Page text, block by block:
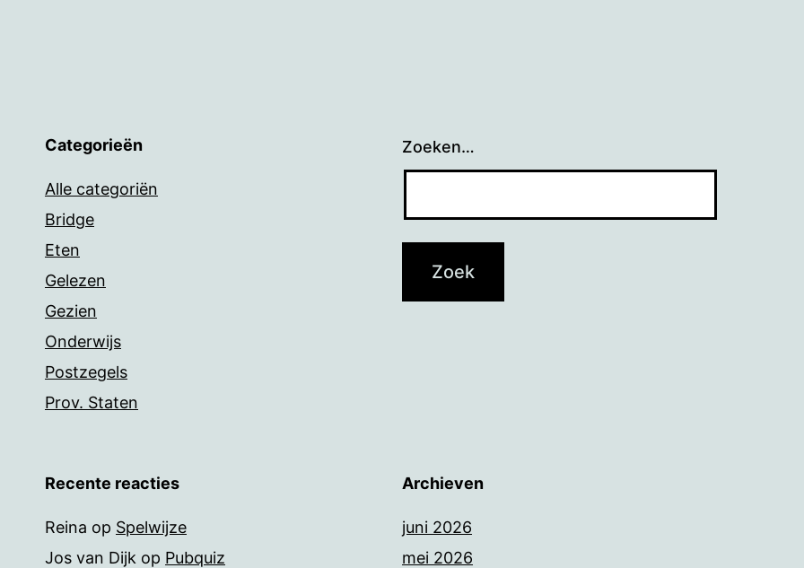
Categorieën
Alle categoriën
Bridge
Eten
Gelezen
Gezien
Onderwijs
Postzegels
Prov. Staten
Zoeken…
Recente reacties
Reina op Spelwijze
Jos van Dijk op Pubquiz
Archieven
juni 2026
mei 2026